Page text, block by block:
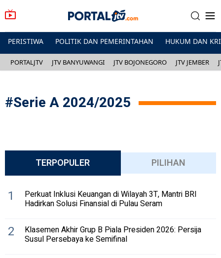
PERISTIWA POLITIK DAN PEMERINTAHAN HUKUM DAN
PORTALJTV JTV BANYUWANGI JTV BOJONEGORO JTV JEMBER
#Serie A 2024/2025
TERPOPULER PILIHAN
1 Perkuat Inklusi Keuangan di Wilayah 3T, Mantri BRI
Hadirkan Solusi Finansial di Pulau Seram
2 Klasemen Akhir Grup B Piala Presiden 2026: Persija
Susul Persebaya ke Semifinal